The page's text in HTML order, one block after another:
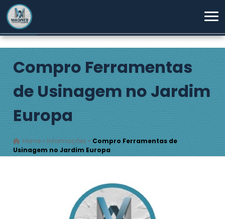
Compro Ferramentas
de Usinagem no Jardim
Europa
Home » Informações » Compro Ferramentas de
Usinagem no Jardim Europa